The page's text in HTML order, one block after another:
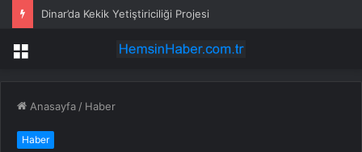
Dinar’da Kekik Yetiştiriciliği Projesi
Menü
Anasayfa / Haber
Haber